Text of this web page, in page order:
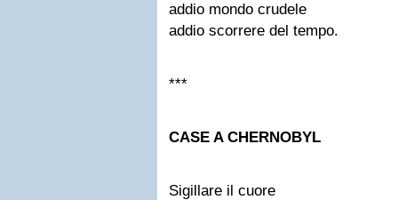
addio mondo crudele
addio scorrere del tempo.
***
CASE A CHERNOBYL
Sigillare il cuore